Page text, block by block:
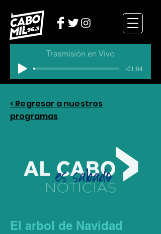
Trasmisión en Vivo
-01:04
< Regresar a nuestros
programas
El arbol de Navidad